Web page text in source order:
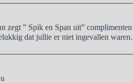
zegt ” Spik en Span uit”
dat jullie er niet ingevallen